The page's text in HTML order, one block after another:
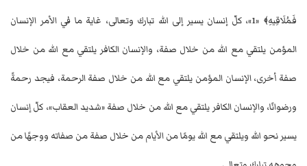
فَمُلَاقِيهِ﴾ «1»، كلّ إنسان يسير إلى الله تبارك وتعالى، غاية ما في الأمر الإنسان
المؤمن يلتقي مع الله من خلال صفة، والإنسان الكافر يلتقي مع الله من خلال
صفة أخرى، الإنسان المؤمن يلتقي مع الله من خلال صفة الرحمة، فيجد رحمةً
ورضوانًا، والإنسان الكافر يلتقي مع الله من خلال صفة «شديد العقاب»، كلّ إنسان
يسير نحو الله ويلتقي مع الله يومًا من الأيام من خلال صفة من صفاته ووجهًا من